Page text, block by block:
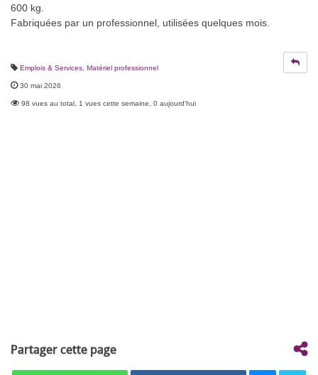
600 kg.
Fabriquées par un professionnel, utilisées quelques mois.
Emplois & Services Matériel professionnel
30 mai 2026
98 vues au total, 1 vues cette semaine, 0 aujourd'hui
Partager cette page